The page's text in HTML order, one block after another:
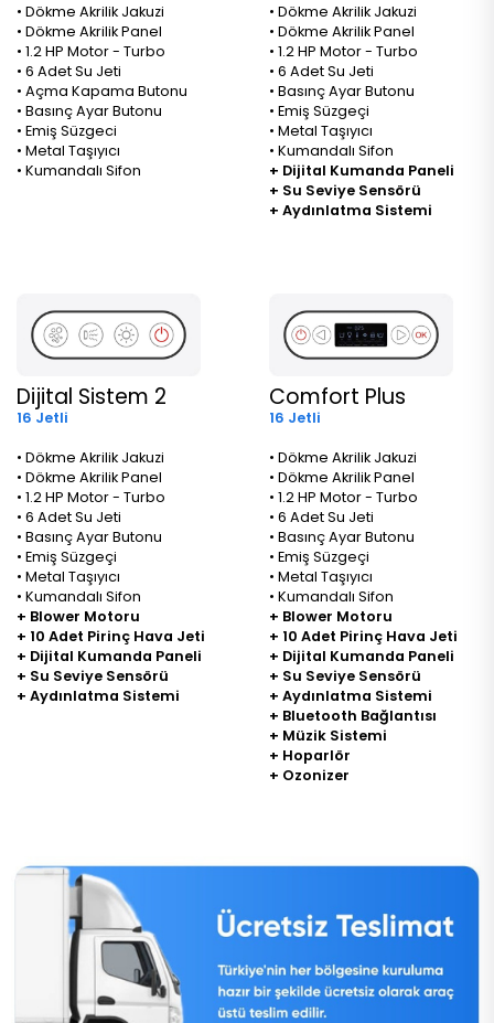
• Dökme Akrilik Jakuzi
• Dökme Akrilik Panel
• 1.2 HP Motor - Turbo
• 6 Adet Su Jeti
• Açma Kapama Butonu
• Basınç Ayar Butonu
• Emiş Süzgeci
• Metal Taşıyıcı
• Kumandalı Sifon
• Dökme Akrilik Jakuzi
• Dökme Akrilik Panel
• 1.2 HP Motor - Turbo
• 6 Adet Su Jeti
• Basınç Ayar Butonu
• Emiş Süzgeçi
• Metal Taşıyıcı
• Kumandalı Sifon
+ Dijital Kumanda Paneli
+ Su Seviye Sensörü
+ Aydınlatma Sistemi
Dijital Sistem 2
16 Jetli
• Dökme Akrilik Jakuzi
• Dökme Akrilik Panel
• 1.2 HP Motor - Turbo
• 6 Adet Su Jeti
• Basınç Ayar Butonu
• Emiş Süzgeçi
• Metal Taşıyıcı
• Kumandalı Sifon
+ Blower Motoru
+ 10 Adet Pirinç Hava Jeti
+ Dijital Kumanda Paneli
+ Su Seviye Sensörü
+ Aydınlatma Sistemi
Comfort Plus
16 Jetli
• Dökme Akrilik Jakuzi
• Dökme Akrilik Panel
• 1.2 HP Motor - Turbo
• 6 Adet Su Jeti
• Basınç Ayar Butonu
• Emiş Süzgeçi
• Metal Taşıyıcı
• Kumandalı Sifon
+ Blower Motoru
+ 10 Adet Pirinç Hava Jeti
+ Dijital Kumanda Paneli
+ Su Seviye Sensörü
+ Aydınlatma Sistemi
+ Bluetooth Bağlantısı
+ Müzik Sistemi
+ Hoparlör
+ Ozonizer